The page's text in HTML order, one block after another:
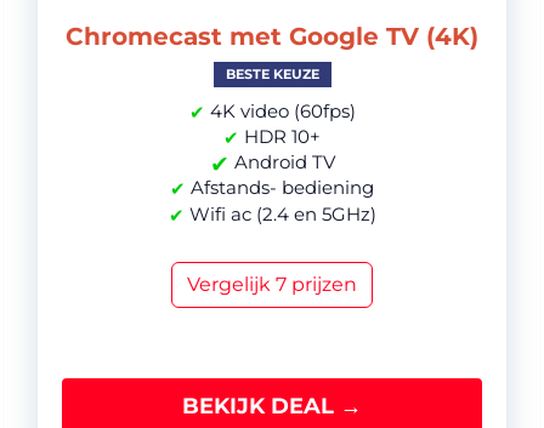
Chromecast met Google TV (4K)
BESTE KEUZE
✔ 4K video (60fps)
✔ HDR 10+
✔ Android TV
✔ Afstands- bediening
✔ Wifi ac (2.4 en 5GHz)
Vergelijk 7 prijzen
BEKIJK DEAL →